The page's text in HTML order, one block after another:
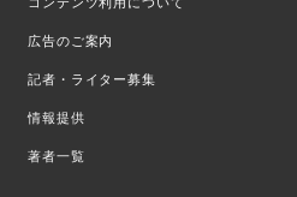
広告のご案内
記者・ライター募集
情報提供
著者一覧